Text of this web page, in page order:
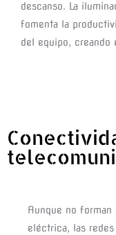
descanso. La
fomenta la
del equipo, creando
Aunque no
eléctrica, las